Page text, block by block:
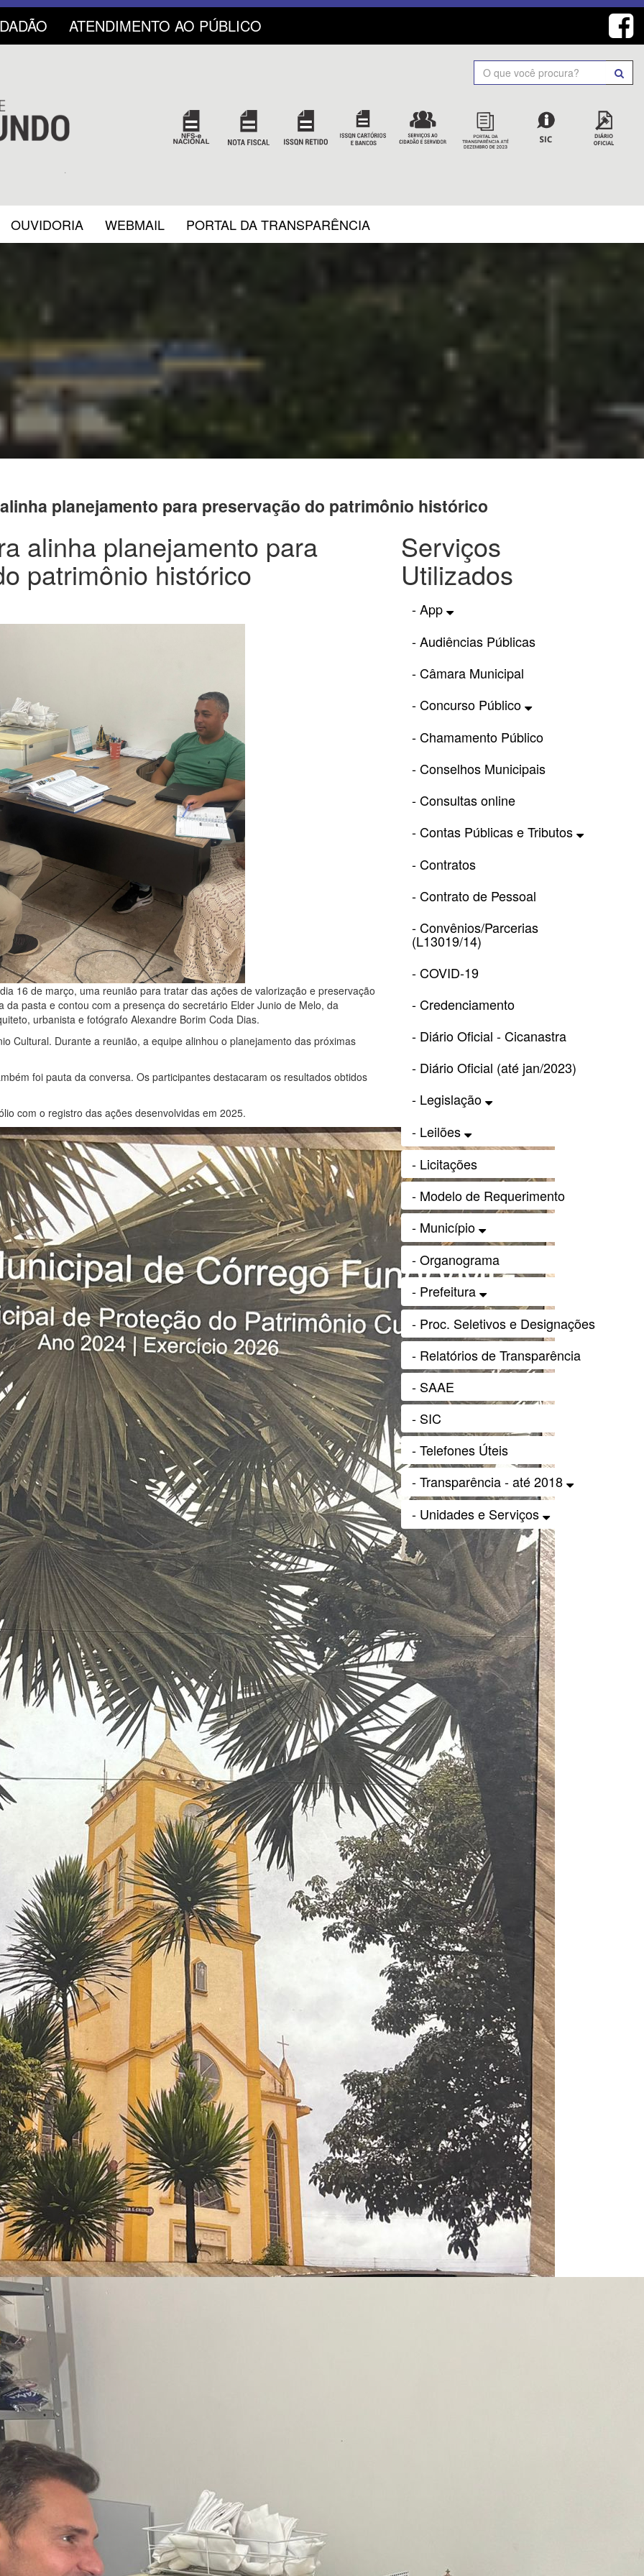
ATENDIMENTO AO PÚBLICO
Search
OUVIDORIA WEBMAIL PORTAL DA TRANSPARÊNCIA
planejamento para preservação do patrimônio histórico
alinha planejamento para
patrimônio histórico
16 de março, uma reunião para tratar das ações de valorização e preservação
pasta e contou com a presença do secretário Elder Junio de Melo, da
urbanista e fotógrafo Alexandre Borim Coda Dias.
Cultural. Durante a reunião, a equipe alinhou o planejamento das próximas
foi pauta da conversa. Os participantes destacaram os resultados obtidos
com o registro das ações desenvolvidas em 2025.
Serviços
Utilizados
- App
- Audiências Públicas
- Câmara Municipal
- Concurso Público
- Chamamento Público
- Conselhos Municipais
- Consultas online
- Contas Públicas e Tributos
- Contratos
- Contrato de Pessoal
- Convênios/Parcerias
(L13019/14)
- COVID-19
- Credenciamento
- Diário Oficial - Cicanastra
- Diário Oficial (até jan/2023)
- Legislação
- Leilões
- Licitações
- Modelo de Requerimento
- Município
- Organograma
- Prefeitura
- Proc. Seletivos e Designações
- Relatórios de Transparência
- SAAE
- SIC
- Telefones Úteis
- Transparência - até 2018
- Unidades e Serviços